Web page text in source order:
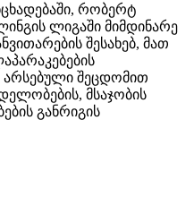
რობერტ
ლიგაში მიმდინარე
შესახებ, მათ
არსებული შეცდომით
მსაჯობის
განრიგის